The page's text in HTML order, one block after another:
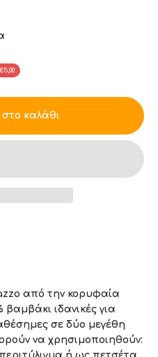
καλάθι
από την κορυφαία
ιδανικές για
σε δύο μεγέθη
να χρησιμοποιηθούν: